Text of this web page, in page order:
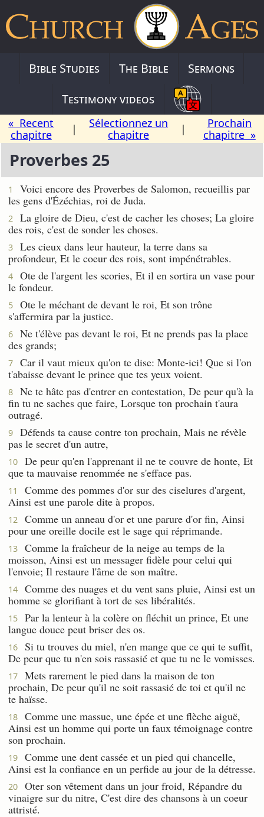
Bible Studies The Bible
Sermons
Testimony videos
« Recent
chapitre
|
Sélectionnez un
chapitre
|
Prochain
chapitre »
Proverbes 25
1
Voici encore des Proverbes de Salomon, recueillis par
les gens d'Ézéchias, roi de Juda.
2
La gloire de Dieu, c'est de cacher les choses; La gloire
des rois, c'est de sonder les choses.
3
Les cieux dans leur hauteur, la terre dans sa
profondeur, Et le coeur des rois, sont impénétrables.
4
Ote de l'argent les scories, Et il en sortira un vase pour
le fondeur.
5
Ote le méchant de devant le roi, Et son trône
s'affermira par la justice.
6
Ne t'élève pas devant le roi, Et ne prends pas la place
des grands;
7
Car il vaut mieux qu'on te dise: Monte-ici! Que si l'on
t'abaisse devant le prince que tes yeux voient.
8
Ne te hâte pas d'entrer en contestation, De peur qu'à la
fin tu ne saches que faire, Lorsque ton prochain t'aura
outragé.
9
Défends ta cause contre ton prochain, Mais ne révèle
pas le secret d'un autre,
10
De peur qu'en l'apprenant il ne te couvre de honte, Et
que ta mauvaise renommée ne s'efface pas.
11
Comme des pommes d'or sur des ciselures d'argent,
Ainsi est une parole dite à propos.
12
Comme un anneau d'or et une parure d'or fin, Ainsi
pour une oreille docile est le sage qui réprimande.
13
Comme la fraîcheur de la neige au temps de la
moisson, Ainsi est un messager fidèle pour celui qui
l'envoie; Il restaure l'âme de son maître.
14
Comme des nuages et du vent sans pluie, Ainsi est un
homme se glorifiant à tort de ses libéralités.
15
Par la lenteur à la colère on fléchit un prince, Et une
langue douce peut briser des os.
16
Si tu trouves du miel, n'en mange que ce qui te suffit,
De peur que tu n'en sois rassasié et que tu ne le vomisses.
17
Mets rarement le pied dans la maison de ton
prochain, De peur qu'il ne soit rassasié de toi et qu'il ne
te haïsse.
18
Comme une massue, une épée et une flèche aiguë,
Ainsi est un homme qui porte un faux témoignage contre
son prochain.
19
Comme une dent cassée et un pied qui chancelle,
Ainsi est la confiance en un perfide au jour de la détresse.
20
Oter son vêtement dans un jour froid, Répandre du
vinaigre sur du nitre, C'est dire des chansons à un coeur
attristé.